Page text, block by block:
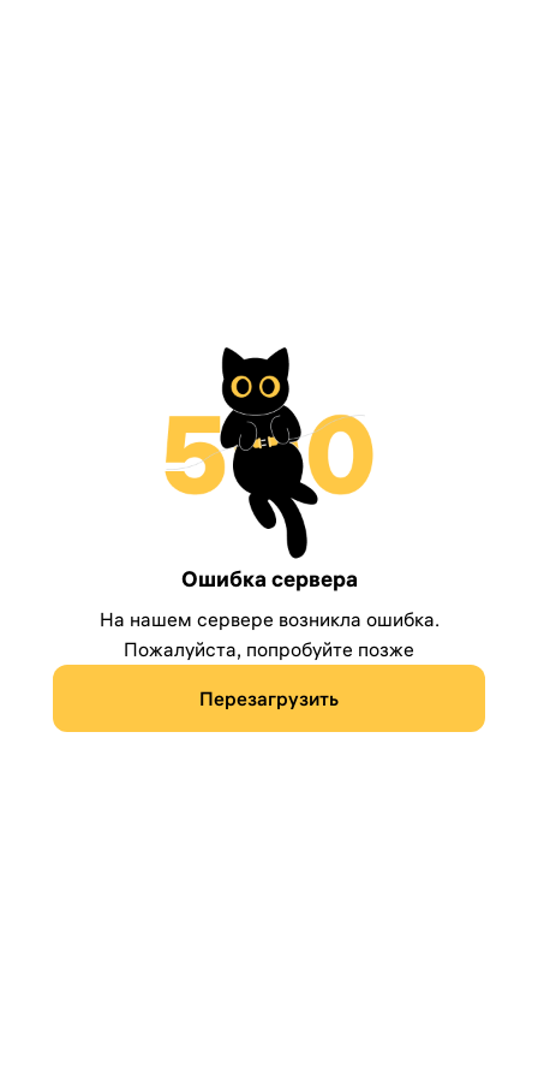
Ошибка сервера
На нашем сервере возникла ошибка.
Пожалуйста, попробуйте позже
Перезагрузить